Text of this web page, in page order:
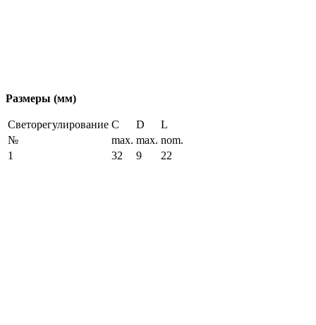
Размеры (мм)
Светорегулирование C D
L
№
max. max. nom.
1
32 9 22